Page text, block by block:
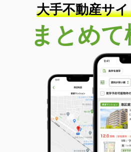
大手不動産サ
まとめて